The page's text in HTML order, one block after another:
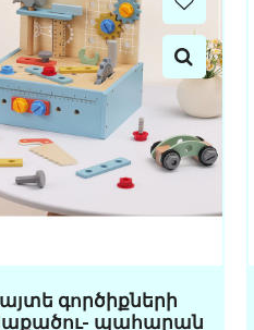
գործիքների
պահարան